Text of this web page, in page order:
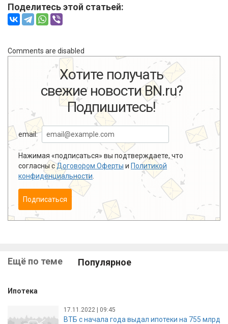
Поделитесь этой статьей:
Comments are disabled
Хотите получать
свежие новости BN.ru?
Подпишитесь!
email:
Нажимая «подписаться» вы подтверждаете, что
согласны сДоговором Оферты и Политикой
конфиденциальности
Подписаться
Ещё по теме Популярное
Ипотека
17.11.2022 | 09:45
ВТБ с начала года выдал ипотеки на 755 млрд